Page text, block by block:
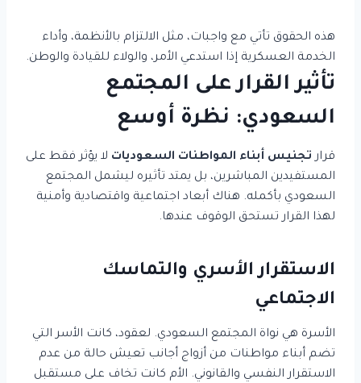
هذه الحقوق تأتي مع واجبات، مثل الالتزام بالأنظمة، وأداء
الخدمة العسكرية إذا استدعي الأمر، والولاء للقيادة والوطن.
تأثير القرار على المجتمع
السعودي: نظرة أوسع
قرار تجنيس أبناء المواطنات السعوديات لا يؤثر فقط على
المستفيدين المباشرين، بل يمتد تأثيره ليشمل المجتمع
السعودي بأكمله. هناك أبعاد اجتماعية واقتصادية وأمنية
لهذا القرار تستحق الوقوف عندها.
الاستقرار الأسري والتماسك
الاجتماعي
الأسرة هي نواة المجتمع السعودي. لعقود، كانت الأسر التي
تضم أبناء مواطنات من أزواج أجانب تعيش حالة من عدم
الاستقرار النفسي والقانوني. الأم كانت تخاف على مستقبل